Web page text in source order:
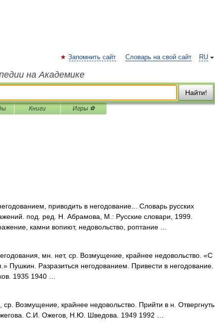
RU
Запомнить сайт Словарь на свой сайт
на Академике
Найти!
Книги Игры ⚽
приводить в негодование... Словарь русских
под. ред. Н. Абрамова, М.: Русские словари, 1999.
камни вопиют, недовольство, роптание …
мн. нет, ср. Возмущение, крайнее недовольство. «С
Пушкин. Разразиться негодованием. Привести в негодование.
1935 1940 …
Возмущение, крайнее недовольство. Прийти в н. Отвергнуть
С.И. Ожегов, Н.Ю. Шведова. 1949 1992 …